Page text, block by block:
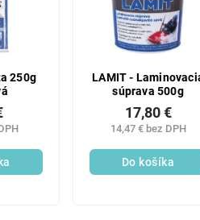
250g
LAMIT -
súprava 500g
14,47 € bez DPH
17,80 €
Do košíka